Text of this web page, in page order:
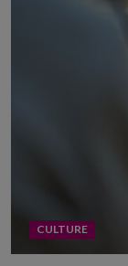
CULTURE